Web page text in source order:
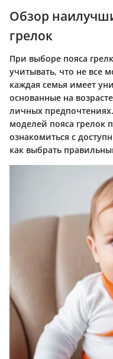
Обзор
грелок
При выборе пояса
учитывать, что не все
каждая семья имеет
основанные на
личных
моделей пояса грелок
ознакомиться с
как выбрать